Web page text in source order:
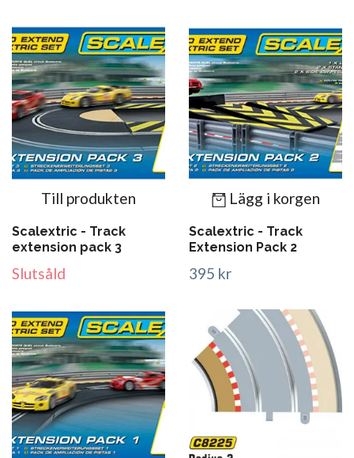
Till produkten
Scalextric - Track
extension pack 3
Slutsåld
Lägg i korgen
Scalextric - Track
Extension Pack 2
395 kr